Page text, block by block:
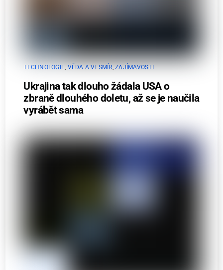
TECHNOLOGIE, VĚDA A VESMÍR,ZAJÍMAVOSTI
Ukrajina tak dlouho žádala USA o
zbraně dlouhého doletu, až se je naučila
vyrábět sama